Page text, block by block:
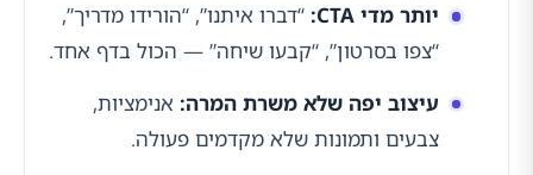
יותר מדי CTA:
“דברו איתנו”, “הורידו מדריך”,
“צפו בסרטון”, “קבעו שיחה” — הכול בדף אחד.
עיצוב יפה שלא משרת המרה: אנימציות,
צבעים ותמונות שלא מקדמים פעולה.